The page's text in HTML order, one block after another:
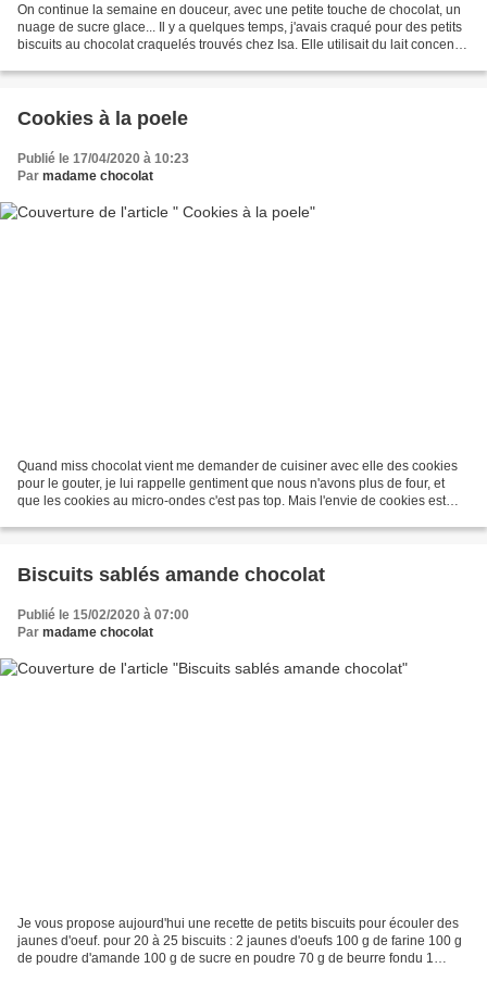
On continue la semaine en douceur, avec une petite touche de chocolat, un
nuage de sucre glace... Il y a quelques temps, j'avais craqué pour des petits
biscuits au chocolat craquelés trouvés chez Isa. Elle utilisait du lait concentré
Cookies à la poele
Publié le 17/04/2020 à 10:23
Par madame chocolat
Quand miss chocolat vient me demander de cuisiner avec elle des cookies
pour le gouter, je lui rappelle gentiment que nous n'avons plus de four, et
que les cookies au micro-ondes c'est pas top. Mais l'envie de cookies est
Biscuits sablés amande chocolat
Publié le 15/02/2020 à 07:00
Par madame chocolat
Je vous propose aujourd'hui une recette de petits biscuits pour écouler des
jaunes d'oeuf. pour 20 à 25 biscuits : 2 jaunes d'oeufs 100 g de farine 100 g
de poudre d'amande 100 g de sucre en poudre 70 g de beurre fondu 1